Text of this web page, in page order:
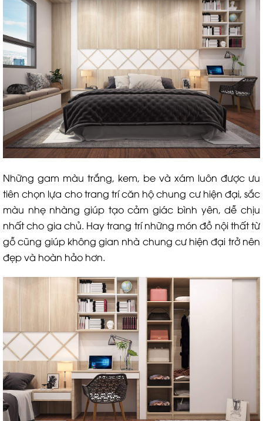
Những gam màu trắng, kem, be và xám luôn được ưu
tiên chọn lựa cho trang trí căn hộ chung cư hiện đại, sắc
màu nhẹ nhàng giúp tạo cảm giác bình yên, dễ chịu
nhất cho gia chủ. Hay trang trí những món đồ nội thất từ
gỗ cũng giúp không gian nhà chung cư hiện đại trở nên
đẹp và hoàn hảo hơn.